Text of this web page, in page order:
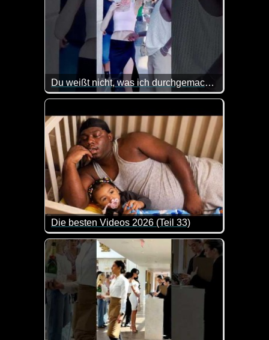
Du weißt nicht, was ich durchgemacht habe
Die besten Videos 2026 (Teil 33)
Eine tolle Zusammenstellung von lustigen